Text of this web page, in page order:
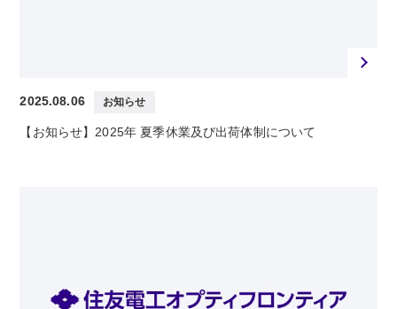
2025.08.06 お知らせ
【お知らせ】2025年 夏季休業及び出荷体制について